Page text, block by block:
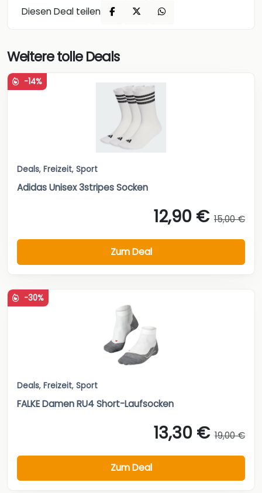
Diesen Deal teilen
Weitere tolle Deals
-14%
Deals, Freizeit, Sport
Adidas Unisex 3stripes Socken
12,90 € 15,00 €
Zum Deal
-30%
Deals, Freizeit, Sport
FALKE Damen RU4 Short-Laufsocken
13,30 € 19,00 €
Zum Deal